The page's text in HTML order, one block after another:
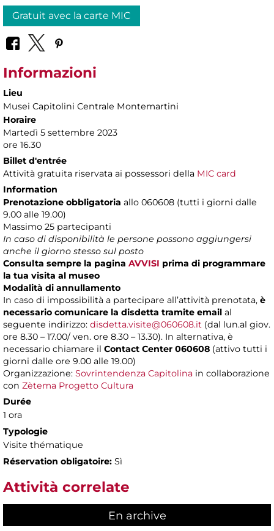
Gratuit avec la carte MIC
Informazioni
Lieu
Musei Capitolini Centrale Montemartini
Horaire
Martedì 5 settembre 2023
ore 16.30
Billet d'entrée
Attività gratuita riservata ai possessori della MIC card
Information
Prenotazione obbligatoria allo 060608 (tutti i giorni dalle
9.00 alle 19.00)
Massimo 25 partecipanti
In caso di disponibilità le persone possono aggiungersi
anche il giorno stesso sul posto
Consulta sempre la pagina AVVISI prima di programmare
la tua visita al museo
Modalità di annullamento
In caso di impossibilità a partecipare all’attività prenotata, è
necessario comunicare la disdetta tramite email al
seguente indirizzo: disdetta.visite@060608.it (dal lun.al giov.
ore 8.30 – 17.00/ ven. ore 8.30 – 13.30). In alternativa, è
necessario chiamare il Contact Center 060608 (attivo tutti i
giorni dalle ore 9.00 alle 19.00)
Organizzazione: Sovrintendenza Capitolina in collaborazione
con Zètema Progetto Cultura
Durée
1 ora
Typologie
Visite thématique
Réservation obligatoire: Sì
Attività correlate
En archive